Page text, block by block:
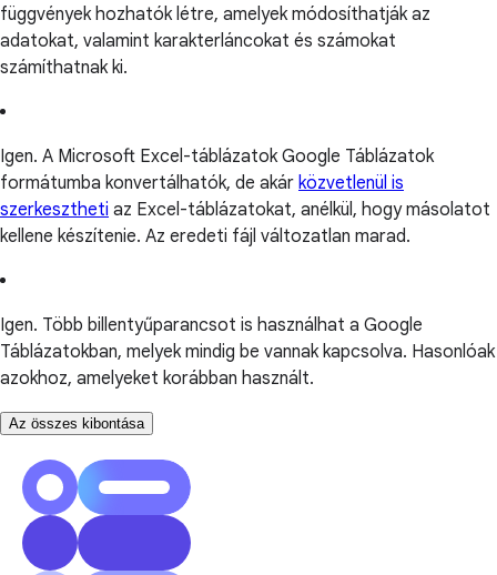
függvények hozhatók létre, amelyek módosíthatják az
adatokat, valamint karakterláncokat és számokat
számíthatnak ki.
Igen. A Microsoft Excel-táblázatok Google Táblázatok
formátumba konvertálhatók, de akár közvetlenül is
szerkesztheti az Excel-táblázatokat, anélkül, hogy másolatot
kellene készítenie. Az eredeti fájl változatlan marad.
Igen. Több billentyűparancsot is használhat a Google
Táblázatokban, melyek mindig be vannak kapcsolva. Hasonlóak
azokhoz, amelyeket korábban használt.
Az összes kibontása